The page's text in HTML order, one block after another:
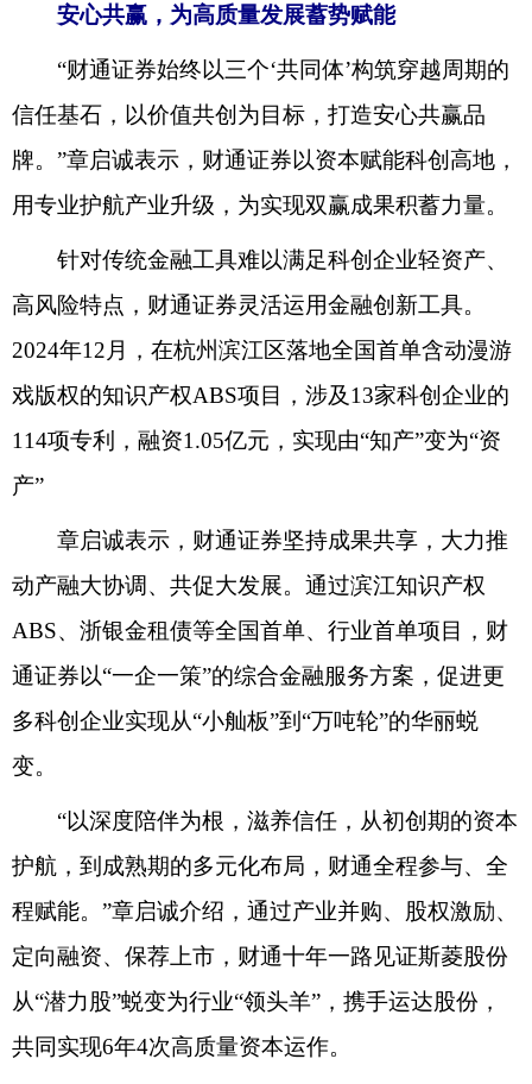
安心共赢，为高质量发展蓄势赋能
“财通证券始终以三个‘共同体’构筑穿越周期的
信任基石，以价值共创为目标，打造安心共赢品
牌。”章启诚表示，财通证券以资本赋能科创高地，
用专业护航产业升级，为实现双赢成果积蓄力量。
针对传统金融工具难以满足科创企业轻资产、
高风险特点，财通证券灵活运用金融创新工具。
2024年12月，在杭州滨江区落地全国首单含动漫游
戏版权的知识产权ABS项目，涉及13家科创企业的
114项专利，融资1.05亿元，实现由“知产”变为“资
产”
章启诚表示，财通证券坚持成果共享，大力推
动产融大协调、共促大发展。通过滨江知识产权
ABS、浙银金租债等全国首单、行业首单项目，财
通证券以“一企一策”的综合金融服务方案，促进更
多科创企业实现从“小舢板”到“万吨轮”的华丽蜕
变。
“以深度陪伴为根，滋养信任，从初创期的资本
护航，到成熟期的多元化布局，财通全程参与、全
程赋能。”章启诚介绍，通过产业并购、股权激励、
定向融资、保荐上市，财通十年一路见证斯菱股份
从“潜力股”蜕变为行业“领头羊”，携手运达股份，
共同实现6年4次高质量资本运作。